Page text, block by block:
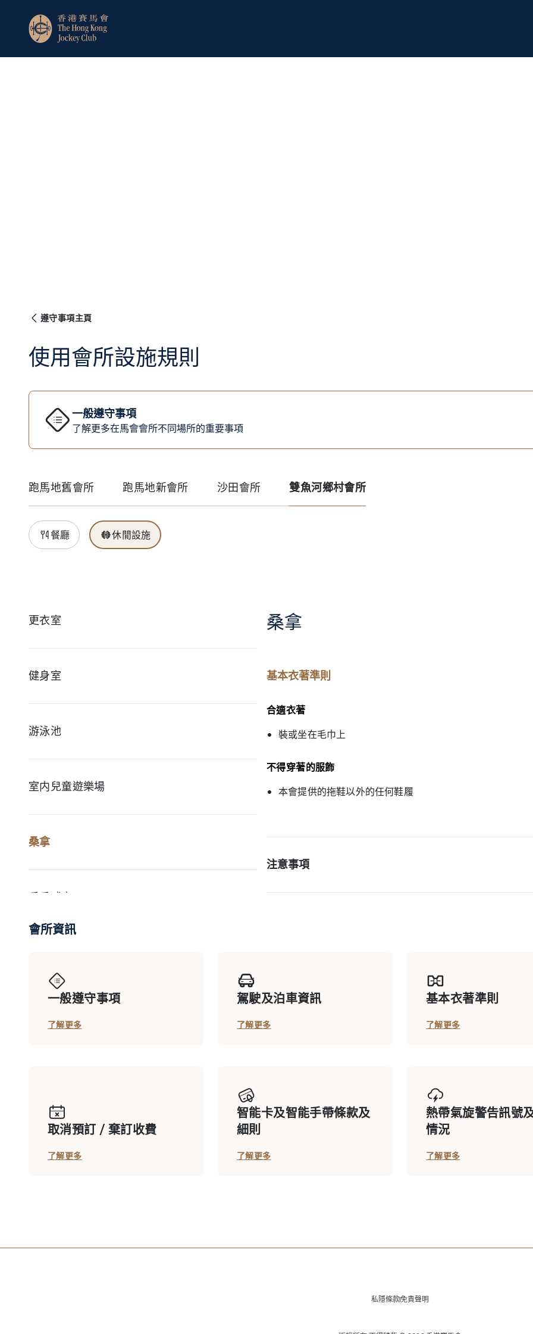
遵守事項主頁
使用會所設施規則
一般遵守事項
了解更多在馬會會所不同場所的重要事項
跑馬地舊會所 跑馬地新會所 沙田會所 雙魚河鄉村會所
餐廳 休閒設施
更衣室
健身室
游泳池
室内兒童遊樂場
桑拿
網球場
會員花園​
桑拿
基本衣著準則
合適衣著
裝或坐在毛巾上
不得穿著的服飾
本會提供的拖鞋以外的任何鞋履
注意事項
會所資訊
一般遵守事項
了解更多
駕駛及泊車資訊
了解更多
基本衣著準則
了解更多
取消預訂 / 棄訂收費
了解更多
智能卡及智能手帶條款及
細則
了解更多
熱帶氣旋警告訊號
情況
了解更多
私隱條款免責聲明